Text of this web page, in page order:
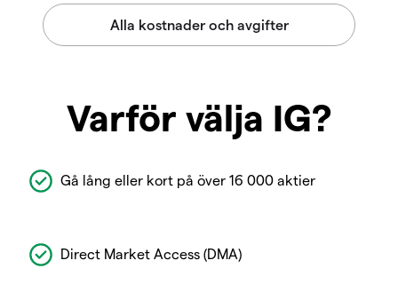
Varför välja IG?
Gå lång eller kort på över 16 000 aktier
Direct Market Access (DMA)